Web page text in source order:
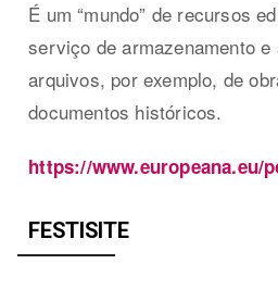
É um “mundo” de recursos
serviço de armazenamento
arquivos, por exemplo, de
documentos históricos.
https://www.europeana.eu/
FESTISITE